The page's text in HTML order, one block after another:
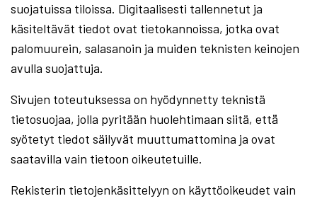
suojatuissa tiloissa. Digitaalisesti tallennetut ja
käsiteltävät tiedot ovat tietokannoissa, jotka ovat
palomuurein, salasanoin ja muiden teknisten keinojen
avulla suojattuja.
Sivujen toteutuksessa on hyödynnetty teknistä
tietosuojaa, jolla pyritään huolehtimaan siitä, että̈
syötetyt tiedot säilyvät muuttumattomina ja ovat
saatavilla vain tietoon oikeutetuille.
Rekisterin tietojenkäsittelyyn on käyttöoikeudet vain